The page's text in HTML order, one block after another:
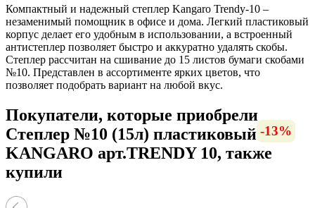
Компактный и надежный степлер Kangaro Trendy-10 –
незаменимый помощник в офисе и дома. Легкий пластиковый
корпус делает его удобным в использовании, а встроенный
антистеплер позволяет быстро и аккуратно удалять скобы.
Степлер рассчитан на сшивание до 15 листов бумаги скобами
№10. Представлен в ассортименте ярких цветов, что
позволяет подобрать вариант на любой вкус.
Покупатели, которые приобрели
Степлер №10 (15л) пластиковый
KANGARO арт.TRENDY 10, также
купили
-7%
-12%
-10%
-7%
-26%
-8%
-9%
-7%
-13%
-7%
-13%